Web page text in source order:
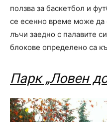
ползва за баскетбол и
се есенно време може да
лъчи заедно с палавите
блокове определено са
Парк „Ловен